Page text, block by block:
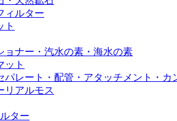
ィルター
ト
ョナー・汽水の素・海水の素
ット
パレート・配管・アタッチメント・
リアルモス
ター